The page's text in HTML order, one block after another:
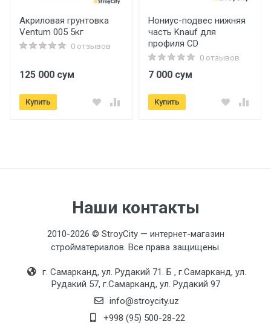
Акриловая грунтовка
Ventum 005 5кг
0 отзывов
125 000 сум
Купить
Нониус-подвес нижняя
часть Knauf для
профиля CD
0 отзывов
7 000 сум
Купить
Наши контакты
2010-2026 © StroyCity — интернет-магазин
стройматериалов. Все права защищены.
г. Самарканд, ул. Рудакий 71. Б , г.Самарканд, ул.
Рудакий 57, г.Самарканд, ул. Рудакий 97
info@stroycity.uz
+998 (95) 500-28-22